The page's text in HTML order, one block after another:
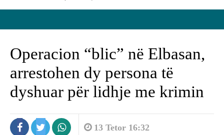
Operacion “blic” në Elbasan,
arrestohen dy persona të
dyshuar për lidhje me krimin
13 Tetor 16:32